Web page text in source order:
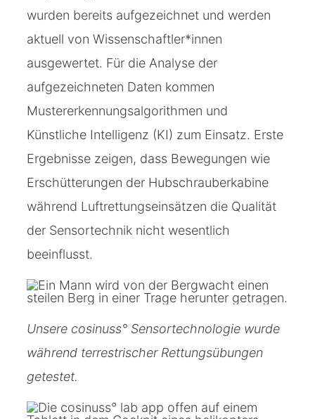
wurden bereits aufgezeichnet und werden
aktuell von Wissenschaftler*innen
ausgewertet. Für die Analyse der
aufgezeichneten Daten kommen
Mustererkennungsalgorithmen und
Künstliche Intelligenz (KI) zum Einsatz. Erste
Ergebnisse zeigen, dass Bewegungen wie
Erschütterungen der Hubschrauberkabine
während Luftrettungseinsätzen die Qualität
der Sensortechnik nicht wesentlich
beeinflusst.
Unsere cosinuss° Sensortechnologie wurde
während terrestrischer Rettungsübungen
getestet.